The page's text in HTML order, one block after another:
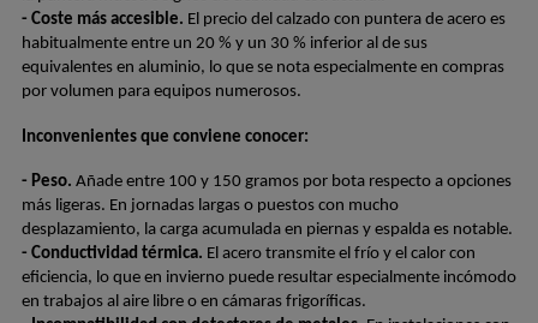
- Coste más accesible. El precio del calzado con puntera de acero es
habitualmente entre un 20 % y un 30 % inferior al de sus
equivalentes en aluminio, lo que se nota especialmente en compras
por volumen para equipos numerosos.
Inconvenientes que conviene conocer:
- Peso. Añade entre 100 y 150 gramos por bota respecto a opciones
más ligeras. En jornadas largas o puestos con mucho
desplazamiento, la carga acumulada en piernas y espalda es notable.
- Conductividad térmica. El acero transmite el frío y el calor con
eficiencia, lo que en invierno puede resultar especialmente incómodo
en trabajos al aire libre o en cámaras frigoríficas.